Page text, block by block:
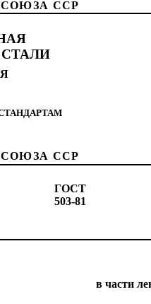
ССР
ССР
ГОСТ
503-81
в части